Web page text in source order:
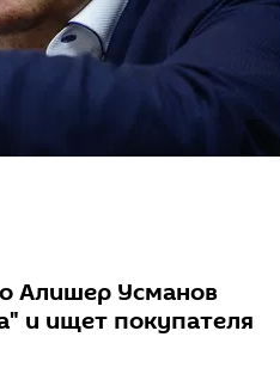
Алишер Усманов
и ищет покупателя